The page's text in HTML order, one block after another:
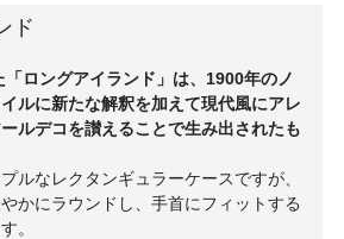
ド
ロングアイランド」は、1900年のノ
ルに新たな解釈を加えて現代風にアレ
ルデコを讃えることで生み出されたも
ルなレクタンギュラーケースですが、
かにラウンドし、手首にフィットする
。